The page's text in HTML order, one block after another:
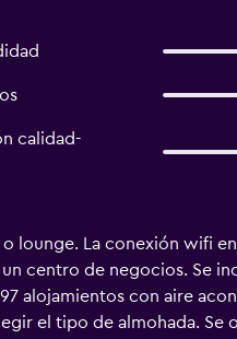
calidad-
lounge. La conexión wifi
centro de negocios. Se
alojamientos con aire
el tipo de almohada. Se